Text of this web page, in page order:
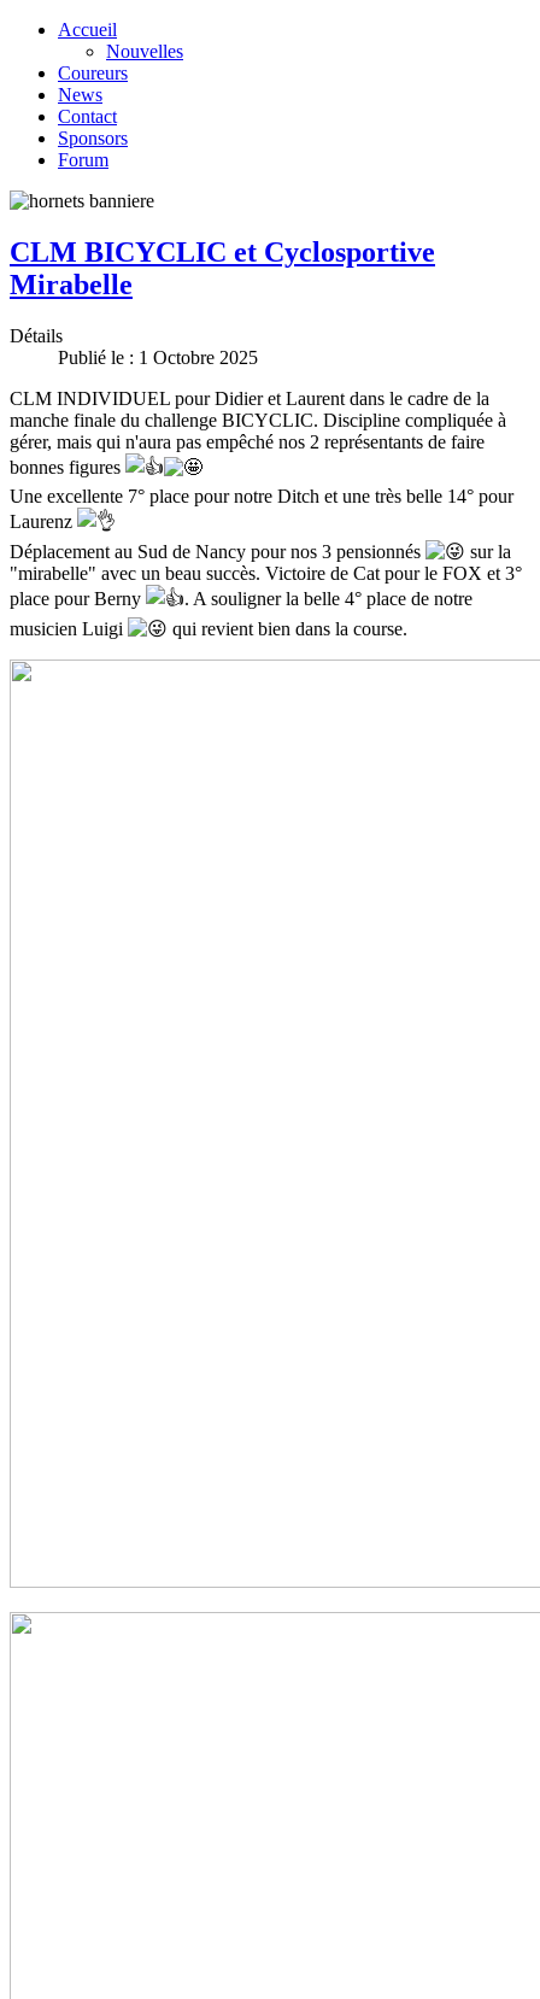
Accueil
Nouvelles
Coureurs
News
Contact
Sponsors
Forum
CLM BICYCLIC et Cyclosportive
Mirabelle
Détails
Publié le : 1 Octobre 2025
CLM INDIVIDUEL pour Didier et Laurent dans le cadre de la
manche finale du challenge BICYCLIC. Discipline compliquée à
gérer, mais qui n'aura pas empêché nos 2 représentants de faire
bonnes figures
Une excellente 7° place pour notre Ditch et une très belle 14° pour
Laurenz
Déplacement au Sud de Nancy pour nos 3 pensionnés
sur la
"mirabelle" avec un beau succès. Victoire de Cat pour le FOX et 3°
place pour Berny
. A souligner la belle 4° place de notre
musicien Luigi
qui revient bien dans la course.